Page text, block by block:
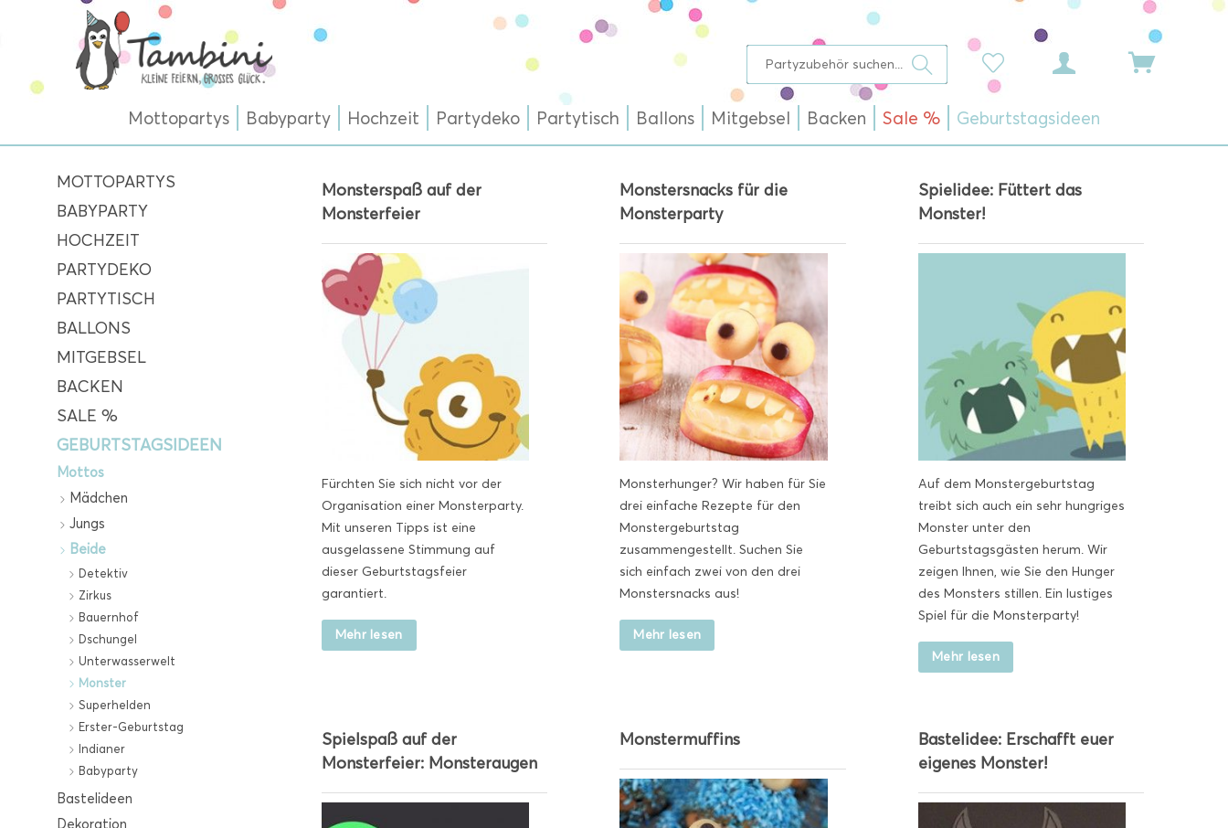
Mottopartys Babyparty Hochzeit Partydeko Partytisch Ballons Mitgebsel Backen Sale % Geburtstagsideen
MOTTOPARTYS
BABYPARTY
HOCHZEIT
PARTYDEKO
PARTYTISCH
BALLONS
MITGEBSEL
BACKEN
SALE %
GEBURTSTAGSIDEEN
Mottos
Mädchen
Jungs
Beide
Detektiv
Zirkus
Bauernhof
Dschungel
Unterwasserwelt
Monster
Superhelden
Erster-Geburtstag
Indianer
Babyparty
Bastelideen
Dekoration
Monsterspaß auf der
Monsterfeier
Fürchten Sie sich nicht vor der
Organisation einer Monsterparty.
Mit unseren Tipps ist eine
ausgelassene Stimmung auf
dieser Geburtstagsfeier
garantiert.
Mehr lesen
Monstersnacks für die
Monsterparty
Monsterhunger? Wir haben für Sie
drei einfache Rezepte für den
Monstergeburtstag
zusammengestellt. Suchen Sie
sich einfach zwei von den drei
Monstersnacks aus!
Mehr lesen
Spielidee: Füttert das
Monster!
Auf dem Monstergeburtstag
treibt sich auch ein sehr hungriges
Monster unter den
Geburtstagsgästen herum. Wir
zeigen Ihnen, wie Sie den Hunger
des Monsters stillen. Ein lustiges
Spiel für die Monsterparty!
Mehr lesen
Spielspaß auf der
Monsterfeier: Monsteraugen
Monstermuffins
Bastelidee: Erschafft euer
eigenes Monster!